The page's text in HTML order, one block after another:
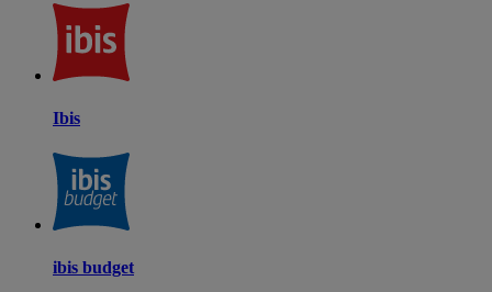
Ibis
ibis budget